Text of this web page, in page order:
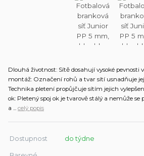
Dlouhá životnost: Sítě dosahují vysoké pevnosti
montáž: Označení rohů a tvar sítí usnadňuje
Technika pletení propůjčuje sítím jejich
ok: Pletený spoj ok je tvarově stálý a nemůže se
a ... celý popis
Dostupnost do týdne